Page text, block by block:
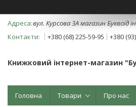
вул. Курсова 3А магазин Буквоїд
+380 (68) 225-59-95
+380
Книжковий інтернет-магазин
Головна Товари Про нас